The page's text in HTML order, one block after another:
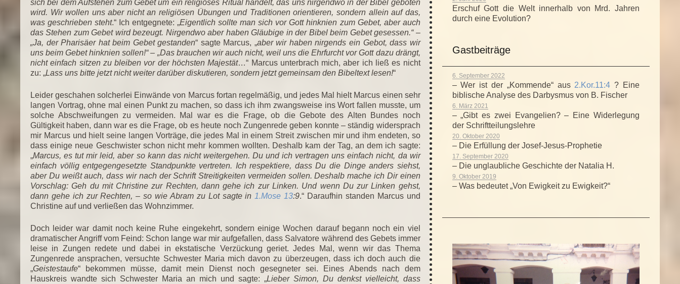
sich bei dem Aufstehen zum Gebet um ein religiöses Ritual handelt, das uns nirgendwo in der Bibel geboten
wird. Wir wollen uns aber nicht an religiösen Übungen und Traditionen orientieren, sondern allein auf das,
was geschrieben steht.“ Ich entgegnete: „Eigentlich sollte man sich vor Gott hinknien zum Gebet, aber auch
das Stehen zum Gebet wird bezeugt. Nirgendwo aber haben Gläubige in der Bibel beim Gebet gesessen.“ –
„Ja, der Pharisäer hat beim Gebet gestanden“ sagte Marcus, „aber wir haben nirgends ein Gebot, dass wir
uns beim Gebet hinknien sollen!“ – „Das brauchen wir auch nicht, weil uns die Ehrfurcht vor Gott dazu drängt,
nicht einfach sitzen zu bleiben vor der höchsten Majestät…“ Marcus unterbrach mich, aber ich ließ es nicht
zu: „Lass uns bitte jetzt nicht weiter darüber diskutieren, sondern jetzt gemeinsam den Bibeltext lesen!“
Leider geschahen solcherlei Einwände von Marcus fortan regelmäßig, und jedes Mal hielt Marcus einen sehr
langen Vortrag, ohne mal einen Punkt zu machen, so dass ich ihm zwangsweise ins Wort fallen musste, um
solche Abschweifungen zu vermeiden. Mal war es die Frage, ob die Gebote des Alten Bundes noch
Gültigkeit haben, dann war es die Frage, ob es heute noch Zungenrede geben konnte – ständig widersprach
mir Marcus und hielt seine langen Vorträge, die jedes Mal in einem Streit zwischen mir und ihm endeten, so
dass einige neue Geschwister schon nicht mehr kommen wollten. Deshalb kam der Tag, an dem ich sagte:
„Marcus, es tut mir leid, aber so kann das nicht weitergehen. Du und ich vertragen uns einfach nicht, da wir
einfach völlig entgegengesetzte Standpunkte vertreten. Ich respektiere, dass Du die Dinge anders siehst,
aber Du weißt auch, dass wir nach der Schrift Streitigkeiten vermeiden sollen. Deshalb mache ich Dir einen
Vorschlag: Geh du mit Christine zur Rechten, dann gehe ich zur Linken. Und wenn Du zur Linken gehst,
dann gehe ich zur Rechten, – so wie Abram zu Lot sagte in1.Mose 13:9.“ Daraufhin standen Marcus und
Christine auf und verließen das Wohnzimmer.
Doch leider war damit noch keine Ruhe eingekehrt, sondern einige Wochen darauf begann noch ein viel
dramatischer Angriff vom Feind: Schon lange war mir aufgefallen, dass Salvatore während des Gebets immer
leise in Zungen redete und dabei in ekstatische Verzückung geriet. Jedes Mal, wenn wir das Thema
Zungenrede ansprachen, versuchte Schwester Maria mich davon zu überzeugen, dass ich doch auch die
„Geistestaufe“ bekommen müsse, damit mein Dienst noch gesegneter sei. Eines Abends nach dem
Hauskreis wandte sich Schwester Maria an mich und sagte: „Lieber Simon, Du denkst vielleicht, dass
Erschuf Gott die Welt innerhalb von Mrd. Jahren
durch eine Evolution?
Gastbeiträge
6. September 2022
– Wer ist der „Kommende“ aus 2.Kor.11:4 ? Eine
biblische Analyse des Darbysmus von B. Fischer
6. März 2021
– „Gibt es zwei Evangelien? – Eine Widerlegung
der Schriftteilungslehre
20. Oktober 2020
– Die Erfüllung der Josef-Jesus-Prophetie
17. September 2020
– Die unglaubliche Geschichte der Natalia H.
9. Oktober 2019
– Was bedeutet „Von Ewigkeit zu Ewigkeit?“